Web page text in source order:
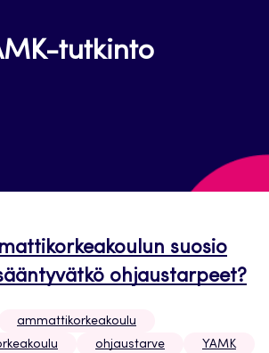
tutkinto
suosio
ohjaustarpeet?
ammattikorkeakoulu
ohjaustarve YAMK